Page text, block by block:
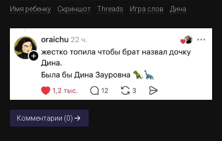
Имя ребенку
Скриншот Threads Игра слов Дина
Комментарии (0)